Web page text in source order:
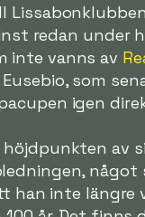
redan under
inte vanns av
som
igen
av
han inte längre